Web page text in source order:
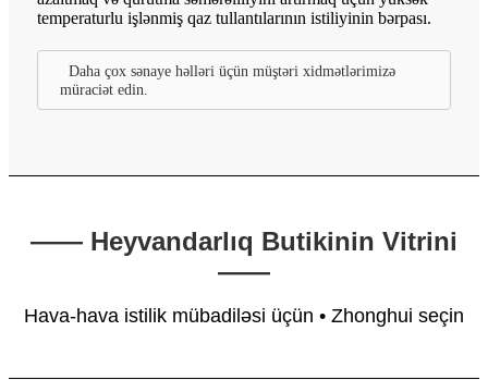
temperaturlu işlənmiş qaz tullantılarının istiliyinin bərpası.
Daha çox sənaye həlləri üçün müştəri xidmətlərimizə
müraciət edin.
—— Heyvandarlıq Butikinin Vitrini
——
Hava-hava istilik mübadiləsi üçün • Zhonghui seçin